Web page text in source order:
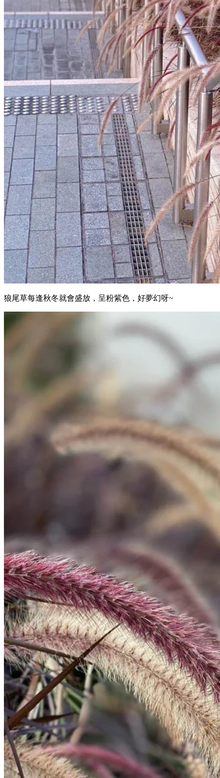
狼尾草每逢秋冬就會盛放，呈粉紫色，好夢幻呀~